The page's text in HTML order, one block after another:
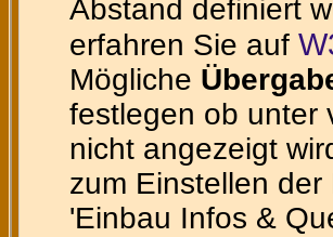
Abstand definiert
erfahren Sie auf
Mögliche
festlegen ob unter
nicht angezeigt
zum Einstellen
'Einbau Infos &